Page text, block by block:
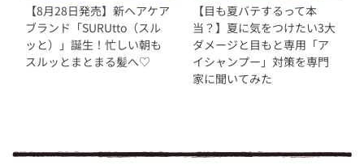
【8月28日発売】新ヘアケア
ブランド「SURUtto（スル
ッと）」誕生！忙しい朝も
スルッとまとまる髪へ♡
【目も夏バテするって本
当？】夏に気をつけたい3大
ダメージと目もと専用「ア
イシャンプー」対策を専門
家に聞いてみた